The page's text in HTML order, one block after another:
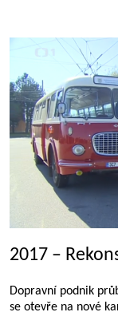
2017 –
Dopravní podnik
se otevře na nové